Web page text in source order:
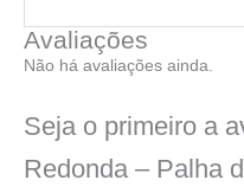
Avaliações
Não há avaliações ainda.
Seja o primeiro a
Redonda – Palha